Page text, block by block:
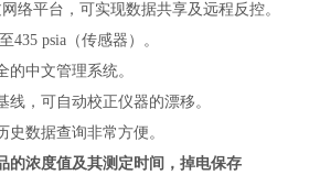
络平台，可实现数据共享及远程反控。
435 psia（传感器）。
的中文管理系统。
线，可自动校正仪器的漂移。
史数据查询非常方便。
的浓度值及其测定时间，掉电保存